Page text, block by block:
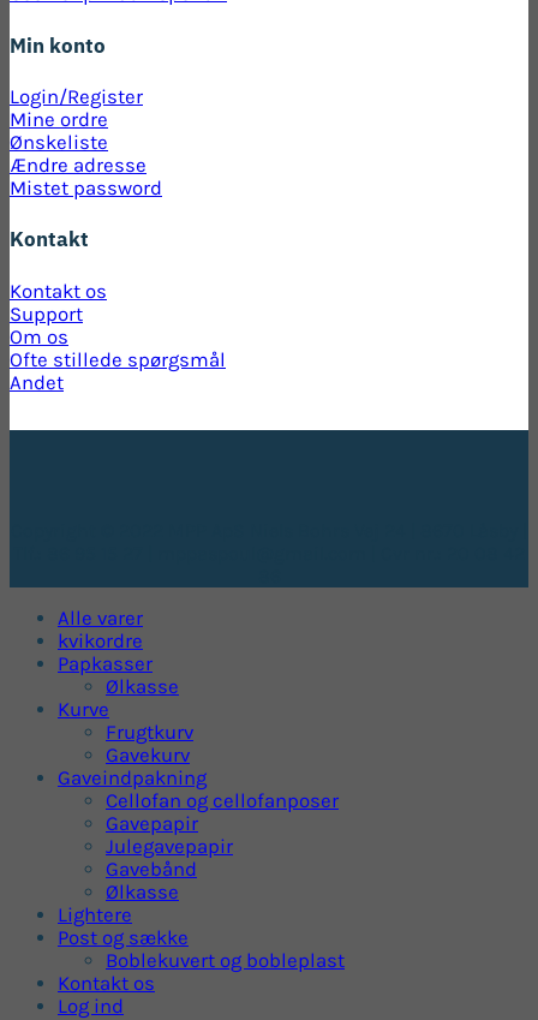
Min konto
Login/Register
Mine ordre
Ønskeliste
Ændre adresse
Mistet password
Kontakt
Kontakt os
Support
Om os
Ofte stillede spørgsmål
Andet
Alle varer
kvikordre
Papkasser
Ølkasse
Kurve
Frugtkurv
Gavekurv
Gaveindpakning
Cellofan og cellofanposer
Gavepapir
Julegavepapir
Gavebånd
Ølkasse
Lightere
Post og sække
Boblekuvert og bobleplast
Kontakt os
Log ind